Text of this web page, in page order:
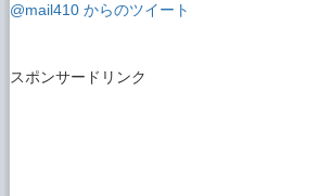
@mail410 からのツイート
スポンサードリンク